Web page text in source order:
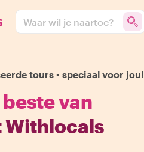
Waar wil je naartoe?
tours - speciaal voor jou!
van
Withlocals